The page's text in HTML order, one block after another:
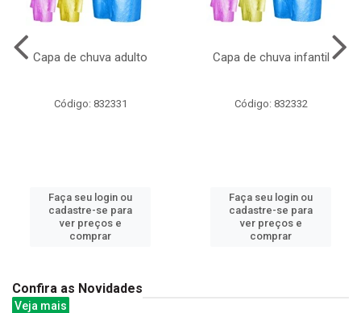
Capa de chuva adulto
Código: 832331
Faça seu login ou
cadastre-se para
ver preços e
comprar
Capa de chuva infantil
Código: 832332
Faça seu login ou
cadastre-se para
ver preços e
comprar
Confira as Novidades
Veja mais